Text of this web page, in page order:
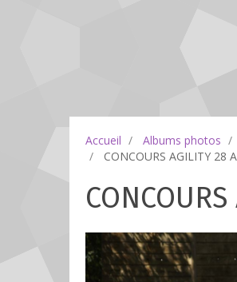
Accueil Albums photos
CONCOURS AGILITY 28